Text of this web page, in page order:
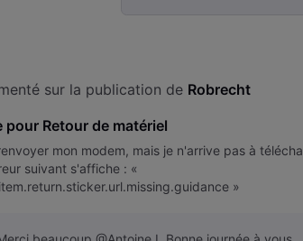
sur la publication de Robrecht
pour Retour de matériel
mon modem, mais je n'arrive pas à
suivant s'affiche : «
»